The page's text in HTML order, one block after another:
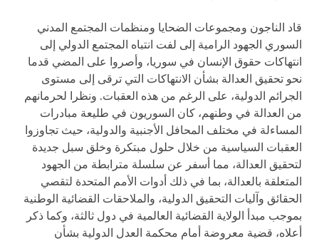
قاد الناجون ومجموعات الضحايا ومنظمات المجتمع المدني
السوري الجهود الرامية إلى لفت انتباه المجتمع الدولي إلى
انتهاكات حقوق الإنسان في سوريا، وأصروا على المضي قدما
نحو تحقيق العدالة بشأن الانتهاكات التي ترقى إلى مستوى
الجرائم الدولية، على الرغم من هذه العقبات. ونظرا لحرمانهم
من العدالة في وطنهم، كان السوريون في طليعة مبادرات
المساءلة في مختلف المحافل الأجنبية والدولية، حيث تجاوزوا
العقبات السياسية من خلال حلول مبتكرة وخلق سبل جديدة
لتحقيق العدالة، مما أسفر عن سلسلة مترابطة من الجهود
المتعلقة بالعدالة، بما في ذلك أدوات الأمم المتحدة لتقصي
الحقائق وآليات التحقيق الدولية، والملاحقات القضائية الوطنية
بموجب مبدأ الولاية القضائية العالمية في دول ثالثة، وكما ذكر
أعلاه، قضية معروضة أمام محكمة العدل الدولية بشأن